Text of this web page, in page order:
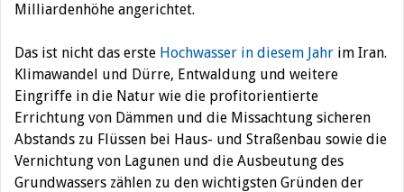
Milliardenhöhe angerichtet.
Das ist nicht das erste Hochwasser in diesem Jahr im Iran.
Klimawandel und Dürre, Entwaldung und weitere
Eingriffe in die Natur wie die profitorientierte
Errichtung von Dämmen und die Missachtung sicheren
Abstands zu Flüssen bei Haus- und Straßenbau sowie die
Vernichtung von Lagunen und die Ausbeutung des
Grundwassers zählen zu den wichtigsten Gründen der